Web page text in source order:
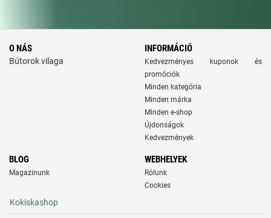
O NÁS
Bútorok vilaga
INFORMÁCIÓ
Kedvezményes kuponok és
promóciók
Minden kategória
Minden márka
Minden e-shop
Újdonságok
Kedvezmények
BLOG
Magazinunk
WEBHELYEK
Rólunk
Cookies
Kokiskashop